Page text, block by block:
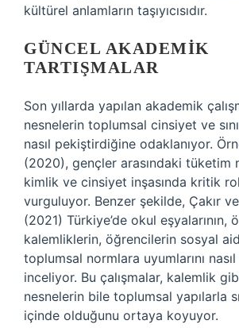
kültürel anlamların taşıyıcısıdır.
GÜNCEL AKADEMIK
TARTIŞMALAR
Son yıllarda yapılan akademik
nesnelerin toplumsal cinsiyet ve
nasıl pekiştirdiğine odaklanıyor.
(2020), gençler arasındaki tüketim
kimlik ve cinsiyet inşasında kritik rol
vurguluyor. Benzer şekilde, Çakır
(2021) Türkiye’de okul eşyalarının,
kalemliklerin, öğrencilerin sosyal
toplumsal normlara uyumlarını
inceliyor. Bu çalışmalar, kalemlik
nesnelerin bile toplumsal yapılarla
içinde olduğunu ortaya koyuyor.